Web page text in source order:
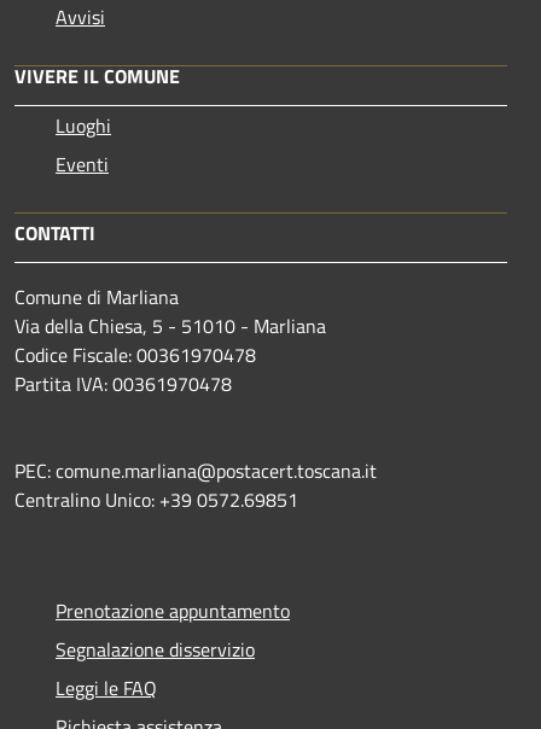
Avvisi
VIVERE IL COMUNE
Luoghi
Eventi
CONTATTI
Comune di Marliana
Via della Chiesa, 5 - 51010 - Marliana
Codice Fiscale: 00361970478
Partita IVA: 00361970478
PEC: comune.marliana@postacert.toscana.it
Centralino Unico: +39 0572.69851
Prenotazione appuntamento
Segnalazione disservizio
Leggi le FAQ